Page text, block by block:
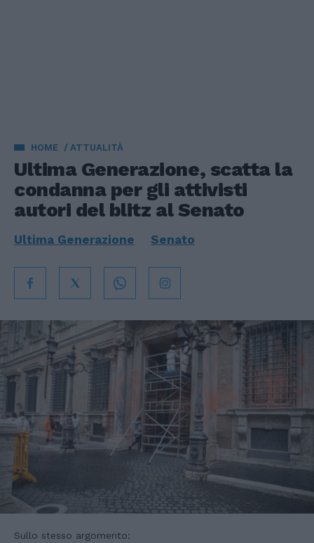
HOME ATTUALITÀ
Ultima Generazione, scatta la
condanna per gli attivisti
autori del blitz al Senato
Ultima Generazione Senato
Sullo stesso argomento: